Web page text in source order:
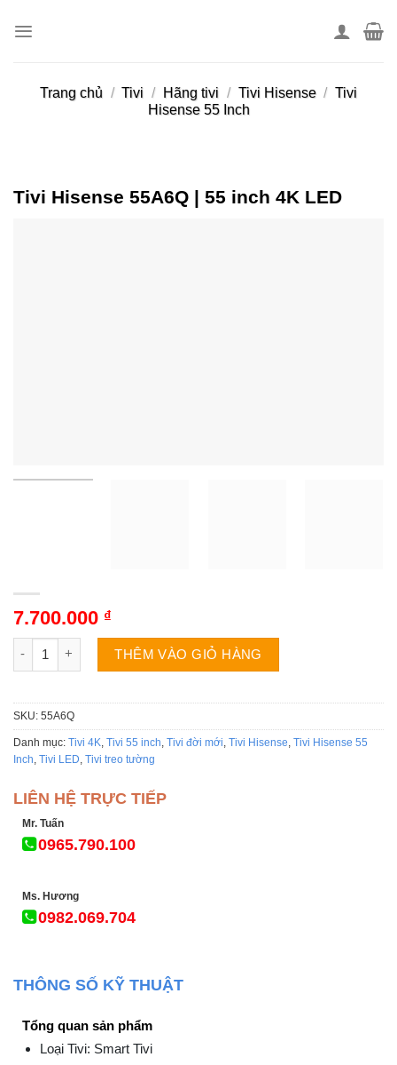
Trang chủ / Tivi / Hãng tivi / Tivi Hisense / Tivi
Hisense 55 Inch
Tivi Hisense 55A6Q | 55 inch 4K LED
7.700.000 ₫
Tivi Hisense 55A6Q | 55 inch 4K LED số lượng
THÊM VÀO GIỎ HÀNG
SKU: 55A6Q
Danh mục: Tivi 4K Tivi 55 inch Tivi đời mới Tivi Hisense Tivi Hisense 55
Inch Tivi LED Tivi treo tường
LIÊN HỆ TRỰC TIẾP
Mr. Tuấn
0965.790.100
Ms. Hương
0982.069.704
THÔNG SỐ KỸ THUẬT
Tổng quan sản phẩm
Loại Tivi: Smart Tivi